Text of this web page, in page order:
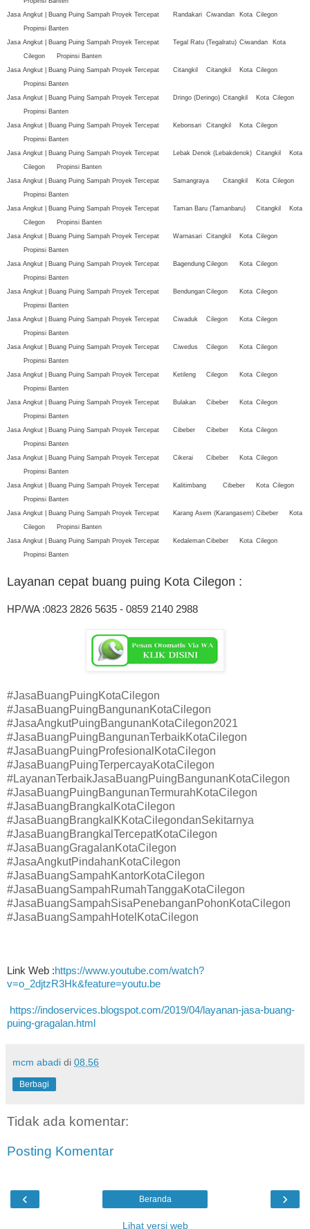
Jasa Angkut | Buang Puing Sampah Proyek Tercepat
Randakari Ciwandan Kota Cilegon
Propinsi Banten
Jasa Angkut | Buang Puing Sampah Proyek Tercepat
Tegal Ratu (Tegalratu) Ciwandan
Kota
Cilegon
Propinsi Banten
Jasa Angkut | Buang Puing Sampah Proyek Tercepat
Citangkil Citangkil Kota Cilegon
Propinsi Banten
Jasa Angkut | Buang Puing Sampah Proyek Tercepat
Dringo (Deringo) Citangkil Kota Cilegon
Propinsi Banten
Jasa Angkut | Buang Puing Sampah Proyek Tercepat
Kebonsari Citangkil Kota Cilegon
Propinsi Banten
Jasa Angkut | Buang Puing Sampah Proyek Tercepat
Lebak Denok (Lebakdenok) Citangkil
Kota
Cilegon
Propinsi Banten
Jasa Angkut | Buang Puing Sampah Proyek Tercepat
Samangraya Citangkil Kota Cilegon
Propinsi Banten
Jasa Angkut | Buang Puing Sampah Proyek Tercepat
Taman Baru (Tamanbaru) Citangkil
Kota
Cilegon
Propinsi Banten
Jasa Angkut | Buang Puing Sampah Proyek Tercepat
Warnasari Citangkil Kota Cilegon
Propinsi Banten
Jasa Angkut | Buang Puing Sampah Proyek Tercepat
Bagendung Cilegon Kota Cilegon
Propinsi Banten
Jasa Angkut | Buang Puing Sampah Proyek Tercepat
Bendungan Cilegon Kota Cilegon
Propinsi Banten
Jasa Angkut | Buang Puing Sampah Proyek Tercepat
Ciwaduk Cilegon Kota Cilegon
Propinsi Banten
Jasa Angkut | Buang Puing Sampah Proyek Tercepat
Ciwedus Cilegon Kota Cilegon
Propinsi Banten
Jasa Angkut | Buang Puing Sampah Proyek Tercepat
Ketileng Cilegon Kota Cilegon
Propinsi Banten
Jasa Angkut | Buang Puing Sampah Proyek Tercepat
Bulakan Cibeber Kota Cilegon
Propinsi Banten
Jasa Angkut | Buang Puing Sampah Proyek Tercepat
Cibeber Cibeber Kota Cilegon
Propinsi Banten
Jasa Angkut | Buang Puing Sampah Proyek Tercepat
Cikerai Cibeber Kota Cilegon
Propinsi Banten
Jasa Angkut | Buang Puing Sampah Proyek Tercepat
Kalitimbang Cibeber Kota Cilegon
Propinsi Banten
Jasa Angkut | Buang Puing Sampah Proyek Tercepat
Karang Asem (Karangasem) Cibeber
Kota
Cilegon
Propinsi Banten
Jasa Angkut | Buang Puing Sampah Proyek Tercepat
Kedaleman Cibeber Kota Cilegon
Propinsi Banten
Layanan cepat buang puing Kota Cilegon :
HP/WA :0823 2826 5635 - 0859 2140 2988
#JasaBuangPuingKotaCilegon
#JasaBuangPuingBangunanKotaCilegon
#JasaAngkutPuingBangunanKotaCilegon2021
#JasaBuangPuingBangunanTerbaikKotaCilegon
#JasaBuangPuingProfesionalKotaCilegon
#JasaBuangPuingTerpercayaKotaCilegon
#LayananTerbaikJasaBuangPuingBangunanKotaCilegon
#JasaBuangPuingBangunanTermurahKotaCilegon
#JasaBuangBrangkalKotaCilegon
#JasaBuangBrangkalKKotaCilegondanSekitarnya
#JasaBuangBrangkalTercepatKotaCilegon
#JasaBuangGragalanKotaCilegon
#JasaAngkutPindahanKotaCilegon
#JasaBuangSampahKantorKotaCilegon
#JasaBuangSampahRumahTanggaKotaCilegon
#JasaBuangSampahSisaPenebanganPohonKotaCilegon
#JasaBuangSampahHotelKotaCilegon
Link Web :https://www.youtube.com/watch?
v=o_2djtzR3Hk&feature=youtu.be
https://indoservices.blogspot.com/2019/04/layanan-jasa-buang-
puing-gragalan.html
mcm abadi di 08.56
Berbagi
Tidak ada komentar:
Posting Komentar
‹ ›
Beranda
Lihat versi web